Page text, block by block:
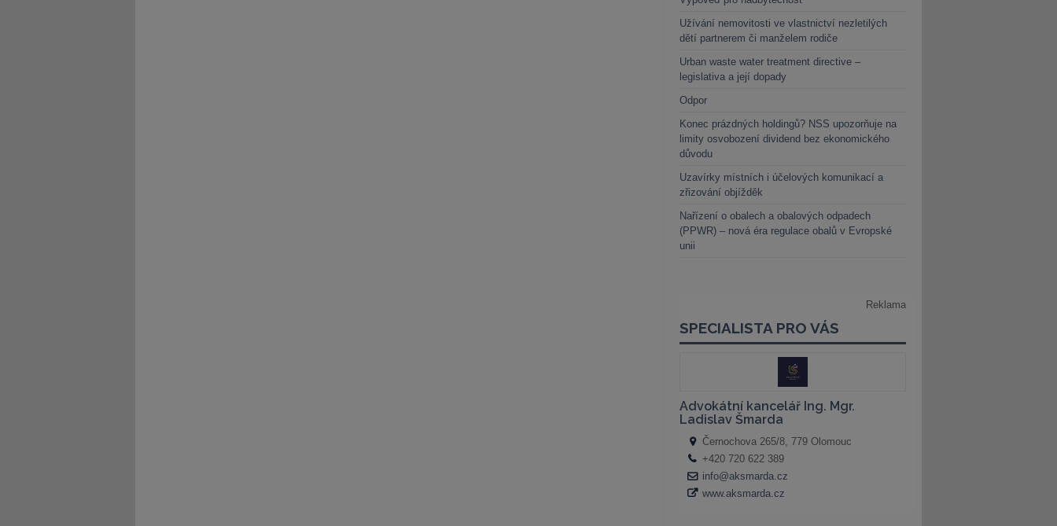
Užívání nemovitosti ve vlastnictví nezletilých
dětí partnerem či manželem rodiče
Urban waste water treatment directive –
legislativa a její dopady
Odpor
Konec prázdných holdingů? NSS upozorňuje na
limity osvobození dividend bez ekonomického
důvodu
Uzavírky místních i účelových komunikací a
zřizování objížděk
Nařízení o obalech a obalových odpadech
(PPWR) – nová éra regulace obalů v Evropské
unii